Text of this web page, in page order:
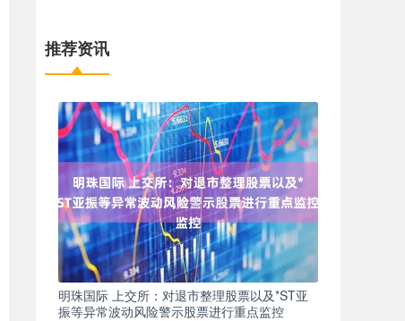
推荐资讯
明珠国际 上交所：对退市整理股票以及*ST亚
振等异常波动风险警示股票进行重点监控